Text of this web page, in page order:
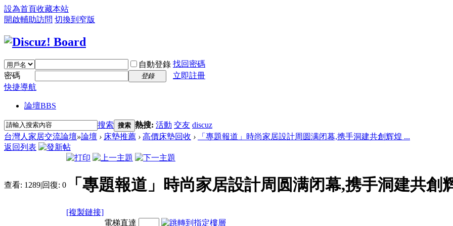
設為首頁收藏本站
開啟輔助訪問 切換到窄版
自動登錄 找回密碼
密碼
登錄
立即註冊
快捷導航
論壇BBS
搜索 搜索 熱搜: 活動 交友 discuz
台灣人家居交流論壇»論壇 › 床墊推薦 › 高價床墊回收 ›
「專題報道」時尚家居設計周圆满闭幕,携手洞建共創辉煌 ...
返回列表
查看: 1289|回復: 0 「專題報道」時尚家居設計周圆满闭幕,携手洞建共創
[複製鏈接]
電梯直達